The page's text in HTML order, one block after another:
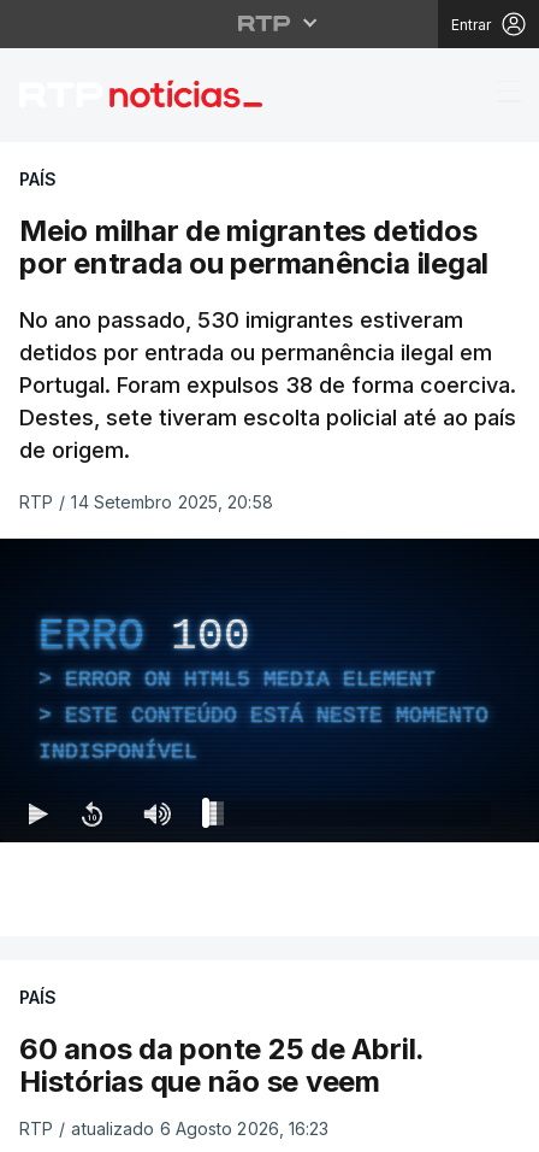
Entrar
Meio milhar de
PAÍS
Meio milhar de migrantes detidos
por entrada ou permanência ilegal
No ano passado, 530 imigrantes estiveram
detidos por entrada ou permanência ilegal em
Portugal. Foram expulsos 38 de forma coerciva.
Destes, sete tiveram escolta policial até ao país
de origem.
RTP / 14 Setembro 2025, 20:58
ERRO 100
ERROR ON HTML5 MEDIA ELEMENT
ESTE CONTEÚDO ESTÁ NESTE MOMENTO
INDISPONÍVEL
PAÍS
60 anos da ponte 25 de Abril.
Histórias que não se veem
RTP / atualizado 6 Agosto 2026, 16:23